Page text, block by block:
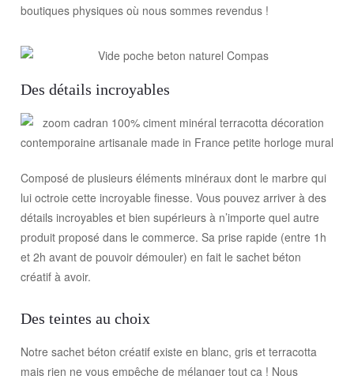
boutiques physiques où nous sommes revendus !
Des détails incroyables
Composé de plusieurs éléments minéraux dont le marbre qui
lui octroie cette incroyable finesse. Vous pouvez arriver à des
détails incroyables et bien supérieurs à n’importe quel autre
produit proposé dans le commerce. Sa prise rapide (entre 1h
et 2h avant de pouvoir démouler) en fait le sachet béton
créatif à avoir.
Des teintes au choix
Notre sachet béton créatif existe en blanc, gris et terracotta
mais rien ne vous empêche de mélanger tout ça ! Nous